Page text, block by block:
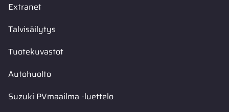
Extranet
Talvisäilytys
Tuotekuvastot
Autohuolto
Suzuki PVmaailma -luettelo